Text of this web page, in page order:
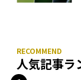
人気記事ラ